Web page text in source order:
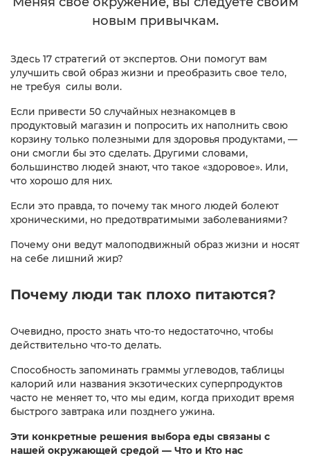
новым привычкам.
Здесь 17 стратегий от экспертов. Они помогут вам
улучшить свой образ жизни и преобразить свое тело,
не требуя силы воли.
Если привести 50 случайных незнакомцев в
продуктовый магазин и попросить их наполнить свою
корзину только полезными для здоровья продуктами, —
они смогли бы это сделать. Другими словами,
большинство людей знают, что такое «здоровое». Или,
что хорошо для них.
Если это правда, то почему так много людей болеют
хроническими, но предотвратимыми заболеваниями?
Почему они ведут малоподвижный образ жизни и носят
на себе лишний жир?
Почему люди так плохо питаются?
Очевидно, просто знать что-то недостаточно, чтобы
действительно что-то делать.
Способность запоминать граммы углеводов, таблицы
калорий или названия экзотических суперпродуктов
часто не меняет то, что мы едим, когда приходит время
быстрого завтрака или позднего ужина.
Эти конкретные решения выбора еды связаны с
нашей окружающей средой — Что и Кто нас